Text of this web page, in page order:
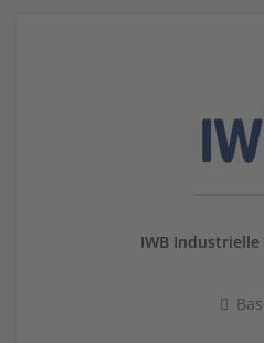
IWB Industrielle